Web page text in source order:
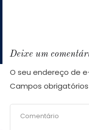
Deixe um
O seu endereço de
Campos